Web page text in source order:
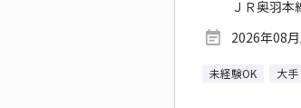
ＪＲ奥羽本
2026年08
未経験OK 大